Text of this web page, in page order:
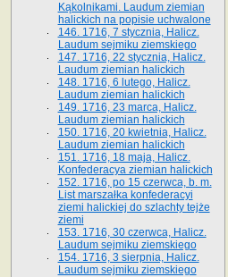
Kąkolnikami. Laudum ziemian
halickich na popisie uchwalone
146. 1716, 7 stycznia, Halicz.
Laudum sejmiku ziemskiego
147. 1716, 22 stycznia, Halicz.
Laudum ziemian halickich
148. 1716, 6 lutego, Halicz.
Laudum ziemian halickich
149. 1716, 23 marca, Halicz.
Laudum ziemian halickich
150. 1716, 20 kwietnia, Halicz.
Laudum ziemian halickich
151. 1716, 18 maja, Halicz.
Konfederacya ziemian halickich
152. 1716, po 15 czerwca, b. m.
List marszałka konfederacyi
ziemi halickiej do szlachty tejże
ziemi
153. 1716, 30 czerwca, Halicz.
Laudum sejmiku ziemskiego
154. 1716, 3 sierpnia, Halicz.
Laudum sejmiku ziemskiego